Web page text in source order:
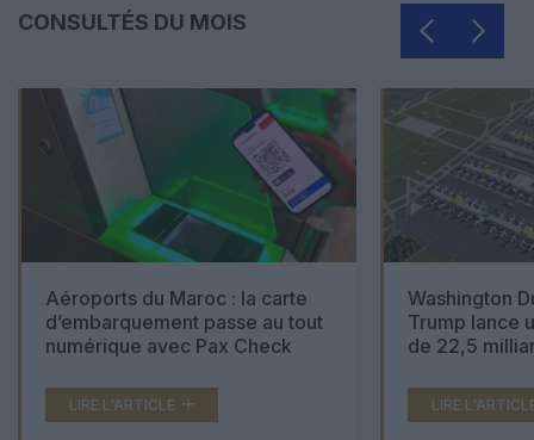
CONSULTÉS DU MOIS
Aéroports du Maroc : la carte
d’embarquement passe au tout
numérique avec Pax Check
LIRE L'ARTICLE
Washington
Trump lance
de 22,5
LIRE